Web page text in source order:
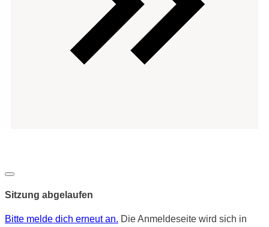
Dialog
Sitzung abgelaufen
Bitte melde dich erneut an. Die Anmeldeseite wird sich in